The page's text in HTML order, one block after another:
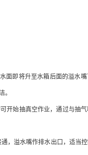
即将升至水箱后面的溢水嘴
。
开始抽真空作业，通过与抽
溢水嘴作排水出口，适当控